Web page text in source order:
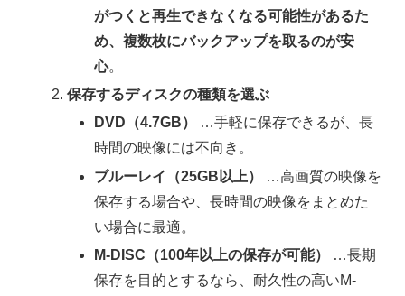
がつくと再生できなくなる可能性があるた
め、複数枚にバックアップを取るのが安
心。
保存するディスクの種類を選ぶ
DVD（4.7GB）
…手軽に保存できるが、長
時間の映像には不向き。
ブルーレイ（25GB以上）
…高画質の映像を
保存する場合や、長時間の映像をまとめた
い場合に最適。
M-DISC（100年以上の保存が可能）
…長期
保存を目的とするなら、耐久性の高いM-